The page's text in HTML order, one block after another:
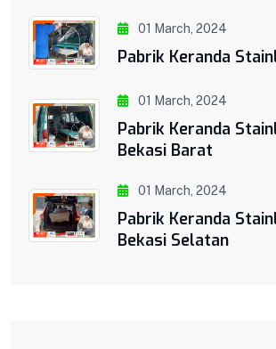
01 March, 2024
Pabrik Keranda
01 March, 2024
Pabrik Keranda
Bekasi Barat
01 March, 2024
Pabrik Keranda
Bekasi Selatan